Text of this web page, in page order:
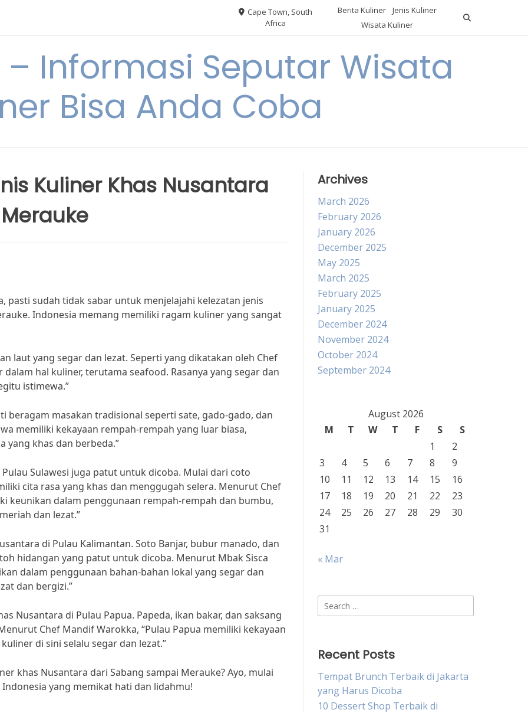
Cape Town, South
Africa
Berita Kuliner
Jenis Kuliner
Wisata Kuliner
– Informasi Seputar Wisata
Bisa Anda Coba
Kuliner Khas Nusantara
pasti sudah tidak sabar untuk menjelajahi kelezatan jenis
Indonesia memang memiliki ragam kuliner yang sangat
laut yang segar dan lezat. Seperti yang dikatakan oleh Chef
hal kuliner, terutama seafood. Rasanya yang segar dan
istimewa.”
beragam masakan tradisional seperti sate, gado-gado, dan
memiliki kekayaan rempah-rempah yang luar biasa,
yang khas dan berbeda.”
Sulawesi juga patut untuk dicoba. Mulai dari coto
cita rasa yang khas dan menggugah selera. Menurut Chef
keunikan dalam penggunaan rempah-rempah dan bumbu,
dan lezat.”
di Pulau Kalimantan. Soto Banjar, bubur manado, dan
hidangan yang patut untuk dicoba. Menurut Mbak Sisca
dalam penggunaan bahan-bahan lokal yang segar dan
dan bergizi.”
Nusantara di Pulau Papua. Papeda, ikan bakar, dan saksang
Chef Mandif Warokka, “Pulau Papua memiliki kekayaan
di sini selalu segar dan lezat.”
khas Nusantara dari Sabang sampai Merauke? Ayo, mulai
yang memikat hati dan lidahmu!
Archives
March 2026
February 2026
January 2026
December 2025
May 2025
March 2025
February 2025
January 2025
December 2024
November 2024
October 2024
September 2024
August 2026
M
T W T F S
S
1
2
3
4 5 6 7 8
9
10
11 12 13 14 15
16
17
18 19 20 21 22
23
24
25 26 27 28 29
30
31
« Mar
Search
for:
Recent Posts
Tempat Brunch Terbaik di Jakarta
yang Harus Dicoba
10 Dessert Shop Terbaik di